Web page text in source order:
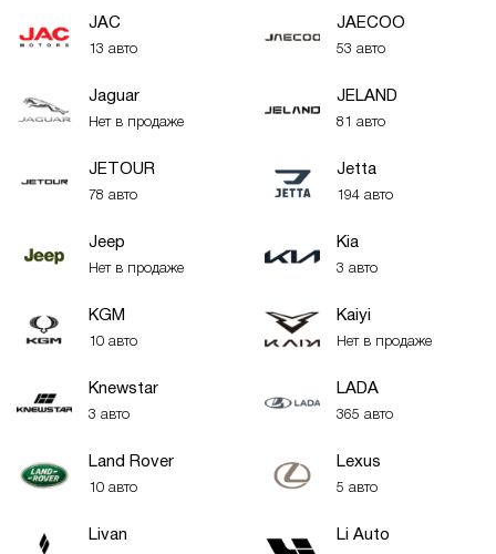
JAC
13 авто
JAECOO
53 авто
Jaguar
Нет в продаже
JELAND
81 авто
JETOUR
78 авто
Jetta
194 авто
Jeep
Нет в продаже
Kia
3 авто
KGM
10 авто
Kaiyi
Нет в продаже
Knewstar
3 авто
LADA
365 авто
Land Rover
10 авто
Lexus
5 авто
Livan Li Auto